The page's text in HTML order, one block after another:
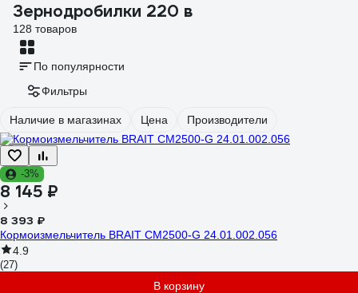
Зернодробилки 220 в
128 товаров
По популярности
Фильтры
Наличие в магазинах Цена Производители
-3%
8 145 ₽
8 393 ₽
Кормоизмельчитель BRAIT СМ2500-G 24.01.002.056
4.9
(27)
В корзину